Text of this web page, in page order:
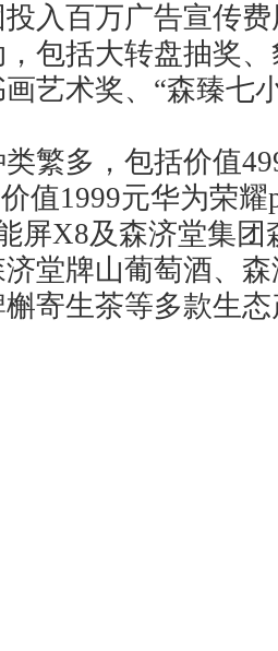
入百万广告宣传
包括大转盘抽奖
艺术奖、“森臻七
多，包括价值
值1999元华为荣
屏X8及森济堂集团
堂牌山葡萄酒、
寄生茶等多款生